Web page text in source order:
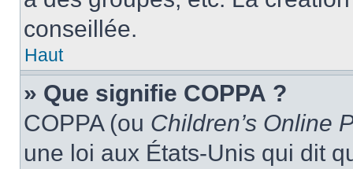
conseillée.
Haut
» Que signifie COPPA ?
COPPA (ou Children’s Online
une loi aux États-Unis qui dit